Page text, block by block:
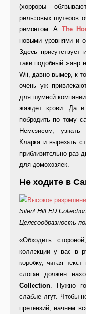
(хорроры
рельсовых шутеров
ремонтом. А The
новыми уровнями и
Здесь присутствует
таки подобный жанр
Wii, давно вымер, к
очень уж
для шумной
жаждет крови. Да и
побродить по тому
Немезисом, узнать
Кларка и вырезать
приблизительно раз
для домохозяек.
Не ходите в
Silent Hill HD Collection
Целесообразность
«Обходить
коллекции у вас в
коробку, читая
слоган должен
Collection. Нужно
слабые лгут. Чтобы
претензий, начнем